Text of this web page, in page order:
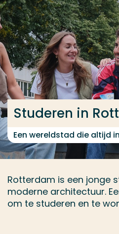
Ga direct naar de content
... > Studeren in Rotterdam
Studeren in
Een wereldstad die altijd
Rotterdam is een jonge
moderne architectuur.
om te studeren en te
Veel gezocht
Opleiding